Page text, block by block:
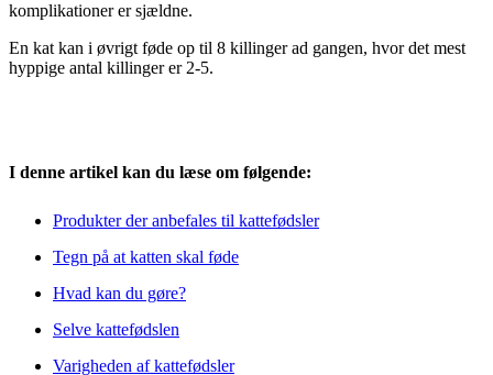
komplikationer er sjældne.
En kat kan i øvrigt føde op til 8 killinger ad gangen, hvor det mest
hyppige antal killinger er 2-5.
I denne artikel kan du læse om følgende:
Produkter der anbefales til kattefødsler
Tegn på at katten skal føde
Hvad kan du gøre?
Selve kattefødslen
Varigheden af kattefødsler